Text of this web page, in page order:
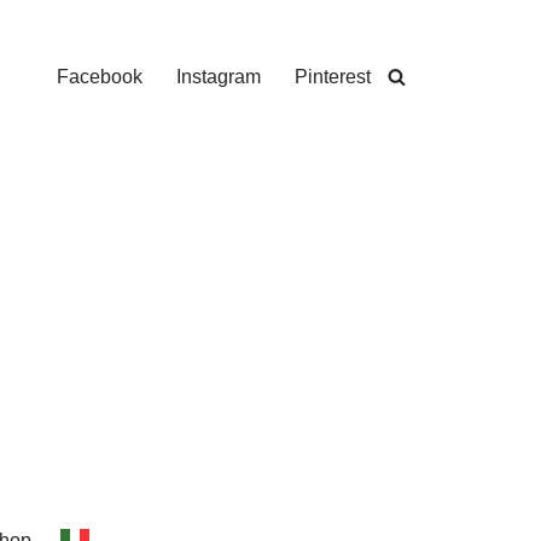
Facebook Instagram Pinterest